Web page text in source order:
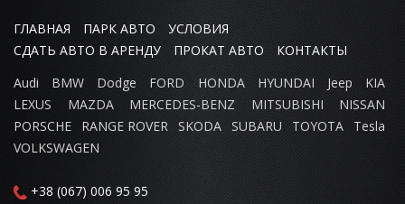
ГЛАВНАЯ ПАРК АВТО
УСЛОВИЯ
СДАТЬ АВТО В АРЕНДУ
ПРОКАТ АВТО
КОНТАКТЫ
Audi
BMW Dodge FORD HONDA HYUNDAI Jeep
KIA
LEXUS
MAZDA MERCEDES-BENZ MITSUBISHI
NISSAN
PORSCHE
RANGE ROVER SKODA SUBARU TOYOTA
Tesla
VOLKSWAGEN
+38 (067) 006 95 95